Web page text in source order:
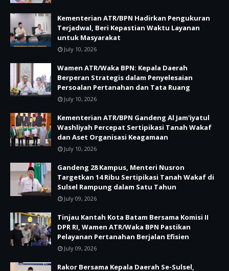
Kementerian ATR/BPN Hadirkan Pengukuran
Terjadwal, Beri Kepastian Waktu Layanan
untuk Masyarakat
July 10, 2026
Wamen ATR/Waka BPN: Kepala Daerah
Berperan Strategis dalam Penyelesaian
Persoalan Pertanahan dan Tata Ruang
July 10, 2026
Kementerian ATR/BPN Gandeng Al Jam'iyatul
Washliyah Percepat Sertipikasi Tanah Wakaf
dan Aset Organisasi Keagamaan
July 10, 2026
Gandeng 28 Kampus, Menteri Nusron
Targetkan 14 Ribu Sertipikasi Tanah Wakaf di
Sulsel Rampung dalam Satu Tahun
July 09, 2026
Tinjau Kantah Kota Batam Bersama Komisi II
DPR RI, Wamen ATR/Waka BPN Pastikan
Pelayanan Pertanahan Berjalan Efisien
July 09, 2026
Rakor Bersama Kepala Daerah Se-Sulsel,